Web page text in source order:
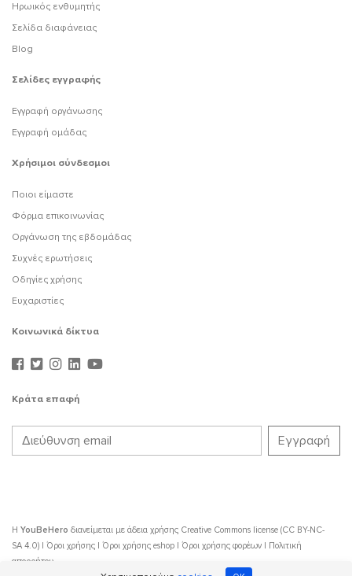
Ηρωικός ενθυμητής
Σελίδα διαφάνειας
Blog
Σελίδες εγγραφής
Εγγραφή οργάνωσης
Εγγραφή ομάδας
Χρήσιμοι σύνδεσμοι
Ποιοι είμαστε
Φόρμα επικοινωνίας
Οργάνωση της εβδομάδας
Συχνές ερωτήσεις
Οδηγίες χρήσης
Ευχαριστίες
Κοινωνικά δίκτυα
Κράτα επαφή
Η YouBeHero διανείμεται με άδεια χρήσης Creative Commons license (CC BY-NC-
SA 4.0)
Όροι χρήσης Όροι χρήσης eshop Όροι χρήσης φορέων
Πολιτική
απορρήτου